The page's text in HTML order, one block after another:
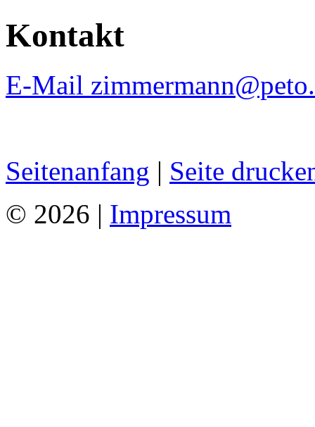
Kontakt
E-Mail
Seitenanfang | Seite
© 2026 | Impressum